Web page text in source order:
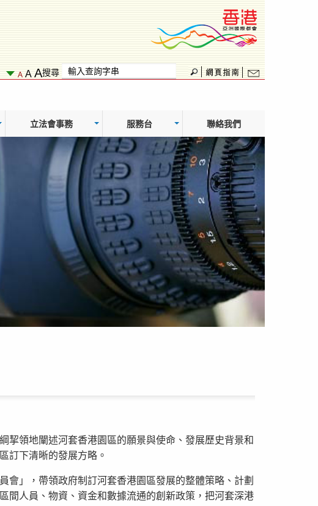
A A A搜尋
立法會事務 服務台 聯絡我們
挈領地闡述河套香港園區的願景與使命、發展歷史背景和
訂下清晰的發展方略。
會」，帶領政府制訂河套香港園區發展的整體策略、計劃
間人員、物資、資金和數據流通的創新政策，把河套深港